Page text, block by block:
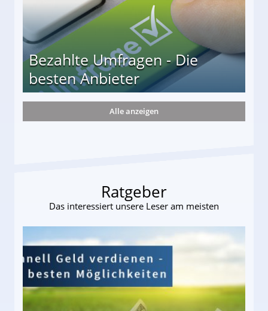
Bezahlte Umfragen - Die
besten Anbieter
Alle anzeigen
Ratgeber
Das interessiert unsere Leser am meisten